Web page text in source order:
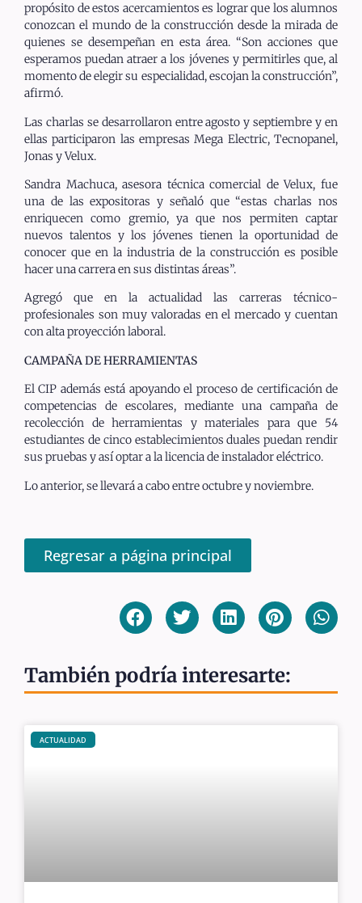
propósito de estos acercamientos es lograr que los alumnos
conozcan el mundo de la construcción desde la mirada de
quienes se desempeñan en esta área. “Son acciones que
esperamos puedan atraer a los jóvenes y permitirles que, al
momento de elegir su especialidad, escojan la construcción”,
afirmó.
Las charlas se desarrollaron entre agosto y septiembre y en
ellas participaron las empresas Mega Electric, Tecnopanel,
Jonas y Velux.
Sandra Machuca, asesora técnica comercial de Velux, fue
una de las expositoras y señaló que “estas charlas nos
enriquecen como gremio, ya que nos permiten captar
nuevos talentos y los jóvenes tienen la oportunidad de
conocer que en la industria de la construcción es posible
hacer una carrera en sus distintas áreas”.
Agregó que en la actualidad las carreras técnico-
profesionales son muy valoradas en el mercado y cuentan
con alta proyección laboral.
CAMPAÑA DE HERRAMIENTAS
El CIP además está apoyando el proceso de certificación de
competencias de escolares, mediante una campaña de
recolección de herramientas y materiales para que 54
estudiantes de cinco establecimientos duales puedan rendir
sus pruebas y así optar a la licencia de instalador eléctrico.
Lo anterior, se llevará a cabo entre octubre y noviembre.
Regresar a página principal
También podría interesarte:
ACTUALIDAD